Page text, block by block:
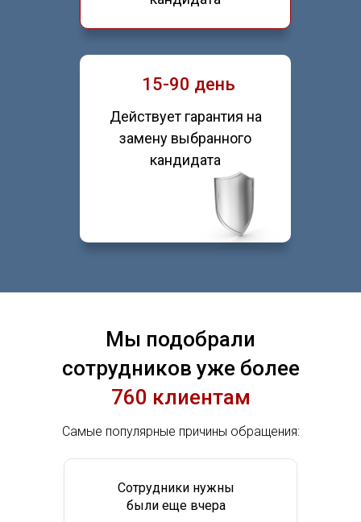
15-90 день
Действует гарантия на
замену выбранного
кандидата
Мы подобрали
сотрудников уже более
760 клиентам
Самые популярные причины обращения:
Сотрудники нужны
были еще вчера